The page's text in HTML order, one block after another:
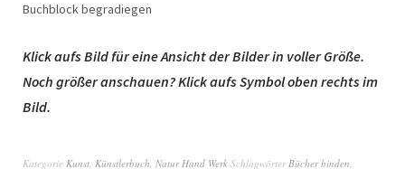
Buchblock begradiegen
Klick aufs Bild für eine Ansicht der Bilder in voller Größe.
Noch größer anschauen? Klick aufs Symbol oben rechts im
Bild.
Kategorie Kunst, Künstlerbuch, Natur Hand Werk SchlagwörterBücher binden,